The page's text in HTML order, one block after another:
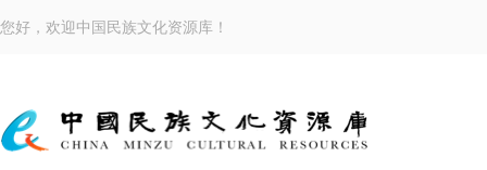
您好，欢迎中国民族文化资源库！